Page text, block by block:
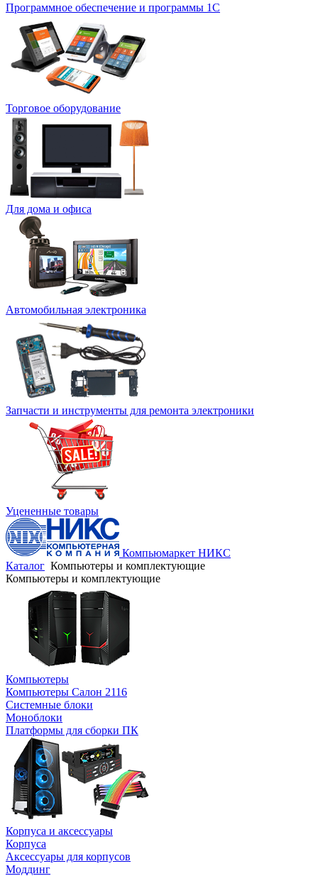
Программное обеспечение и программы 1С
Торговое оборудование
Для дома и офиса
Автомобильная электроника
Запчасти и инструменты для ремонта электроники
Уцененные товары
Компьюмаркет НИКС
Каталог Компьютеры и комплектующие
Компьютеры и комплектующие
Компьютеры
Компьютеры Салон 2116
Системные блоки
Моноблоки
Платформы для сборки ПК
Корпуса и аксессуары
Корпуса
Аксессуары для корпусов
Моддинг